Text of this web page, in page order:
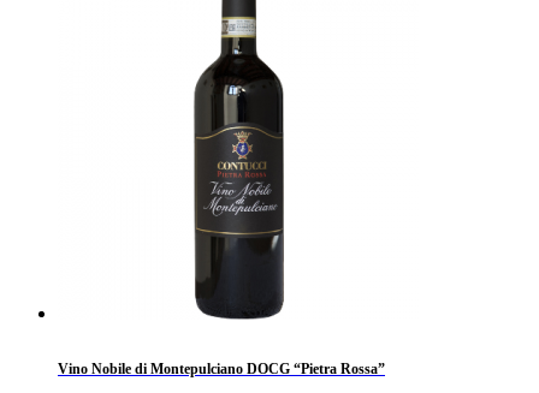
Vino Nobile di Montepulciano DOCG “Pietra Rossa”